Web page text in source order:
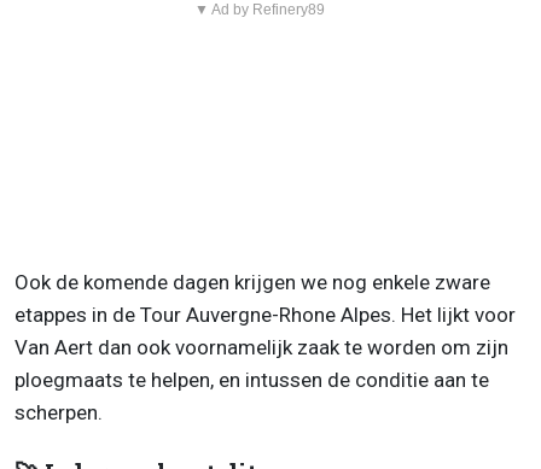
▼ Ad by Refinery89
Ook de komende dagen krijgen we nog enkele zware
etappes in de Tour Auvergne-Rhone Alpes. Het lijkt voor
Van Aert dan ook voornamelijk zaak te worden om zijn
ploegmaats te helpen, en intussen de conditie aan te
scherpen.